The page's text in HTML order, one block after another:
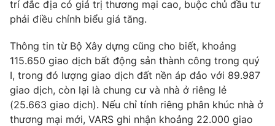
Email:toasoan@vtv.vn
trí đắc địa có giá trị thương mại cao, buộc chủ đầu tư
phải điều chỉnh biểu giá tăng.
Thông tin từ Bộ Xây dựng cũng cho biết, khoảng
115.650 giao dịch bất động sản thành công trong quý
I, trong đó lượng giao dịch đất nền áp đảo với 89.987
giao dịch, còn lại là chung cư và nhà ở riêng lẻ
(25.663 giao dịch). Nếu chỉ tính riêng phân khúc nhà ở
thương mại mới, VARS ghi nhận khoảng 22.000 giao